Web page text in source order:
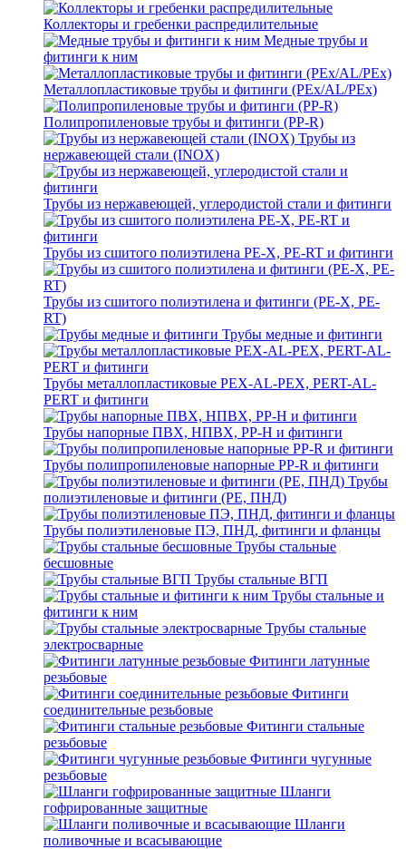
Коллекторы и гребенки распредилительные
Медные трубы и
фитинги к ним
Металлопластиковые трубы и фитинги (PEx/AL/PEx)
Полипропиленовые трубы и фитинги (PP-R)
Трубы из
нержавеющей стали (INOX)
Трубы из нержавеющей, углеродистой стали и фитинги
Трубы из сшитого полиэтилена PE-X, PE-RT и фитинги
Трубы из сшитого полиэтилена и фитинги (PE-X, PE-
RT)
Трубы медные и фитинги
Трубы металлопластиковые PEX-AL-PEX, PERT-AL-
PERT и фитинги
Трубы напорные ПВХ, НПВХ, PP-H и фитинги
Трубы полипропиленовые напорные PP-R и фитинги
Трубы
полиэтиленовые и фитинги (PE, ПНД)
Трубы полиэтиленовые ПЭ, ПНД, фитинги и фланцы
Трубы стальные
бесшовные
Трубы стальные ВГП
Трубы стальные и
фитинги к ним
Трубы стальные
электросварные
Фитинги латунные
резьбовые
Фитинги
соединительные резьбовые
Фитинги стальные
резьбовые
Фитинги чугунные
резьбовые
Шланги
гофрированные защитные
Шланги
поливочные и всасывающие